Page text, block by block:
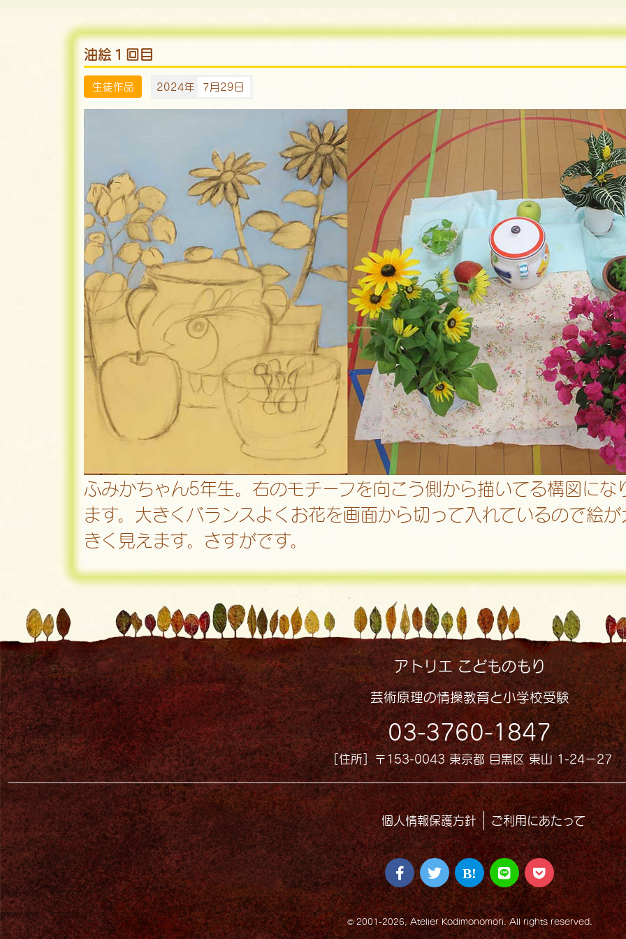
油絵１回目
生徒作品 2024年 7月29日
ふみかちゃん5年生。右のモチーフを向こう側から描いてる構図にな
ます。大きくバランスよくお花を画面から切って入れているので絵が
きく見えます。さすがです。
アトリエ こどものもり
芸術原理の情操教育と小学校受験
03-3760-1847
［住所］〒153-0043 東京都 目黒区 東山 1-24−27
個人情報保護方針 ご利用にあたって
© 2001-2026, Atelier Kodimonomori. All rights reserved.